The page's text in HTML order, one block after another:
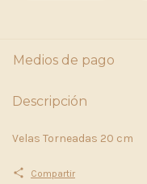
Medios de pago
Descripción
Velas Torneadas 20 cm
Compartir